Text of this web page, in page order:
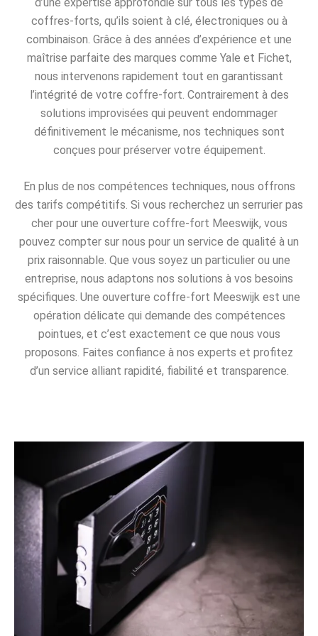
coffres-forts, qu’ils soient à clé, électroniques ou à
combinaison. Grâce à des années d’expérience et une
maîtrise parfaite des marques comme Yale et Fichet,
nous intervenons rapidement tout en garantissant
l’intégrité de votre coffre-fort. Contrairement à des
solutions improvisées qui peuvent endommager
définitivement le mécanisme, nos techniques sont
conçues pour préserver votre équipement.
En plus de nos compétences techniques, nous offrons
des tarifs compétitifs. Si vous recherchez un serrurier pas
cher pour une ouverture coffre-fort Meeswijk, vous
pouvez compter sur nous pour un service de qualité à un
prix raisonnable. Que vous soyez un particulier ou une
entreprise, nous adaptons nos solutions à vos besoins
spécifiques. Une ouverture coffre-fort Meeswijk est une
opération délicate qui demande des compétences
pointues, et c’est exactement ce que nous vous
proposons. Faites confiance à nos experts et profitez
d’un service alliant rapidité, fiabilité et transparence.